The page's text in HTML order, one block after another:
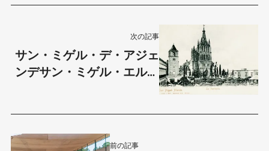
前の記事
次の記事
サン・ミゲル・デ・アジェ
ンデサン・ミゲル・エル・
グランデとしての始まりか